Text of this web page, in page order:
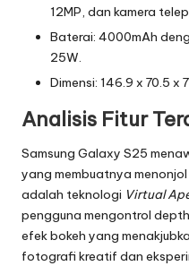
12MP, dan kamera
Baterai: 4000mAh
25W.
Dimensi: 146.9 x 70.5 x
Analisis Fitur
Samsung Galaxy S25
yang membuatnya
adalah teknologi Virtual
pengguna mengontrol
efek bokeh yang
fotografi kreatif dan